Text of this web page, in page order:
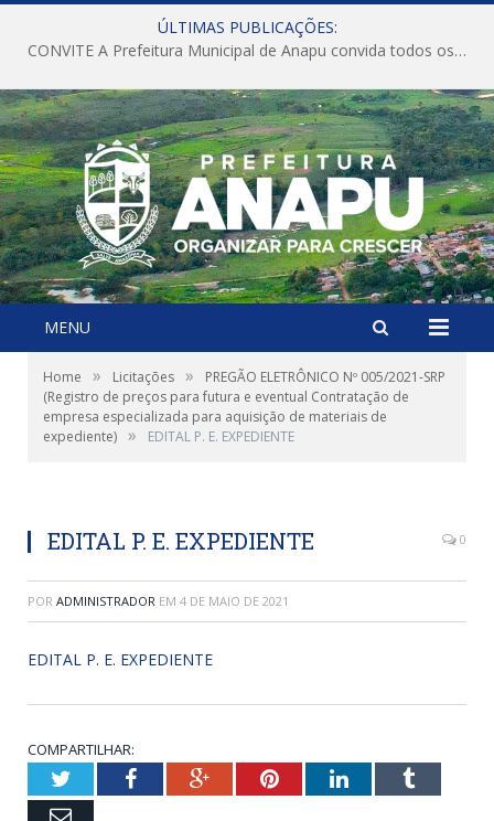
ÚLTIMAS PUBLICAÇÕES:
CONVITE A Prefeitura Municipal de Anapu convida todos os servidores públicos municipais para participarem da Audiência Pública de discussão da Lei de Diretrizes Orçamentárias (LDO), importante instrumento de planejamento das ações e investimentos da Administração Pública para o próximo exercício financeiro.
MENU
Home » Licitações »
PREGÃO ELETRÔNICO Nº 005/2021-SRP
(Registro de preços para futura e eventual Contratação de
empresa especializada para aquisição de materiais de
expediente) » EDITAL P. E. EXPEDIENTE
EDITAL P. E. EXPEDIENTE 0
POR ADMINISTRADOR EM 4 DE MAIO DE 2021
EDITAL P. E. EXPEDIENTE
COMPARTILHAR:
TwitterFacebookGoogle+PinterestLinkedInTumblr
Email